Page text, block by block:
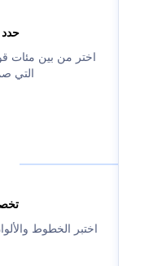
حدد قالب
‫اختر من بين مئات قوالب
التي صممها
‫تخصيص
‫اختبر الخطوط والألوان